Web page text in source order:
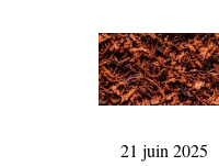
21 juin 2025